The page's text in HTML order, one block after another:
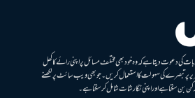
بات کی دعوت دیتا ہے کہ وہ خود بھی مختلف مسائل پر اپنی رائے کا کھل
پر تبصرے کی سہولت کا استعمال کریں۔ جو بھی ویب سائٹ پر لکھنے
رکن بن سکتا ہے اور اپنی نگارشات شامل کرسکتا ہے۔